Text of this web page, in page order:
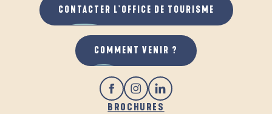
BROCHURES
CONTACTER L'OFFICE DE TOURISME
COMMENT VENIR ?